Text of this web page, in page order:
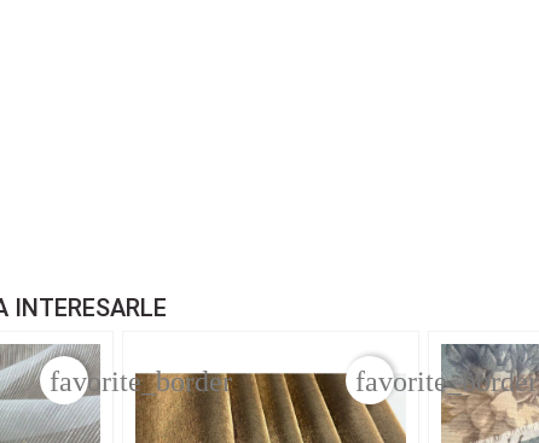
INTERESARLE
favorite_border favorite_border